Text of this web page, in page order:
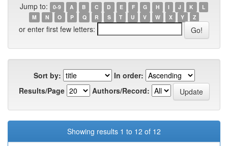
Jump to: 0-9 A B C D E F G H I J K
L
M
N O P Q R S T U V W X Y Z
or enter first few letters:
Sort by:
In order:
Results/Page
Authors/Record:
Showing results 1 to 12 of 12